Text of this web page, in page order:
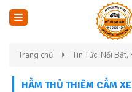
Trang chủ Tin Tức, Nổi
HẦM THỦ THIÊM CẤM